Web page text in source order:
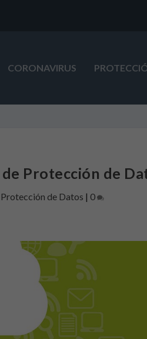
CORONAVIRUS
Protección de
Protección de Datos | 0